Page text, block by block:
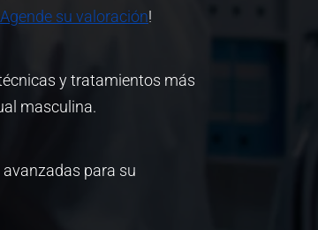
Agende su valoración!
y tratamientos más
masculina.
para su